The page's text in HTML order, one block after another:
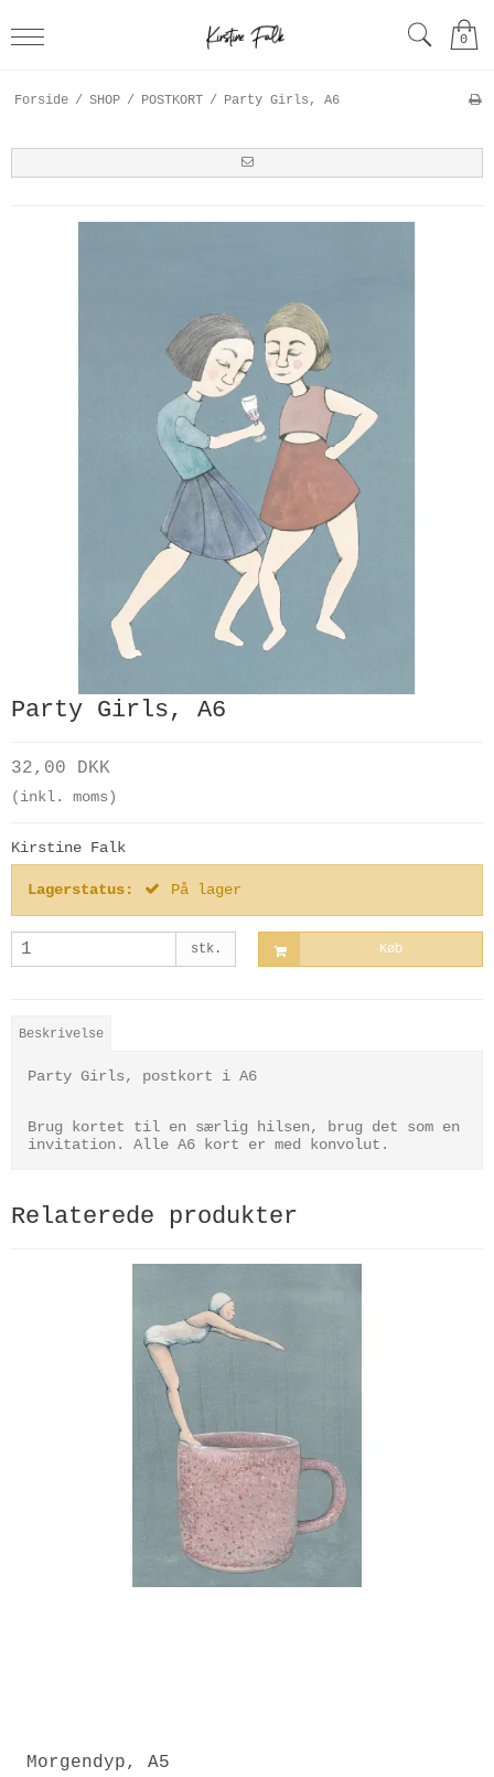
0
Forside / SHOP / POSTKORT / Party Girls, A6
Party Girls, A6
32,00 DKK
(inkl. moms)
Kirstine Falk
Lagerstatus: På lager
stk. Køb
Beskrivelse
Party Girls, postkort i A6
Brug kortet til en særlig hilsen, brug det som en
invitation. Alle A6 kort er med konvolut.
Relaterede produkter
Morgendyp, A5